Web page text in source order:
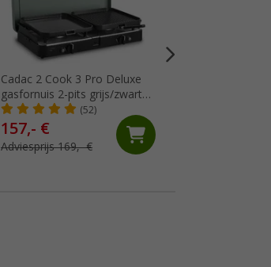
Cadac 2 Cook 3 Pro Deluxe
gasfornuis 2-pits grijs/zwart
30 mbar
(52)
157,- €
Adviesprijs 169,- €